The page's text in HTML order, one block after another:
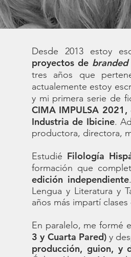
Desde 2013 estoy
proyectos de
tres años que
actualemente estoy
y mi primera serie de
CIMA IMPULSA 2021,
Industria de Ibicine.
productora, directora,
Estudié Filología
formación que
edición independiente
Lengua y Literatura y
años más impartí
En paralelo, me formé
3 y Cuarta Pared)y
producción, guion, y